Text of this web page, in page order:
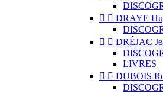
  DRAYE
  DRÉJAC
LIVRES
  DUBOIS